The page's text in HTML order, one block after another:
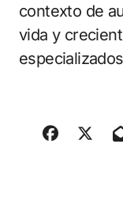
contexto de
vida y